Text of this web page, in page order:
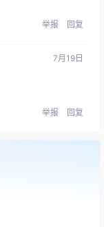
举报 回复
7月19日
举报 回复